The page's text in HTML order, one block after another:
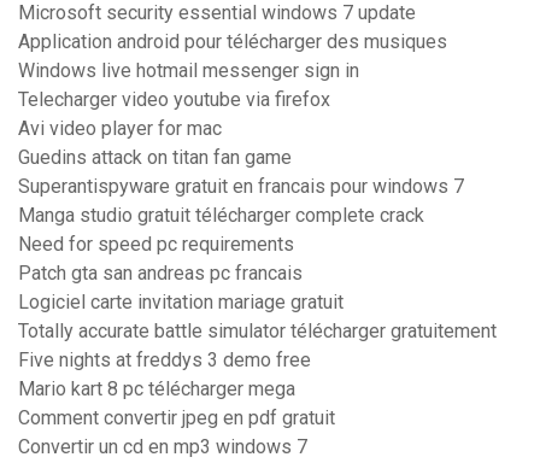
Microsoft security essential windows 7 update
Application android pour télécharger des musiques
Windows live hotmail messenger sign in
Telecharger video youtube via firefox
Avi video player for mac
Guedins attack on titan fan game
Superantispyware gratuit en francais pour windows 7
Manga studio gratuit télécharger complete crack
Need for speed pc requirements
Patch gta san andreas pc francais
Logiciel carte invitation mariage gratuit
Totally accurate battle simulator télécharger gratuitement
Five nights at freddys 3 demo free
Mario kart 8 pc télécharger mega
Comment convertir jpeg en pdf gratuit
Convertir un cd en mp3 windows 7